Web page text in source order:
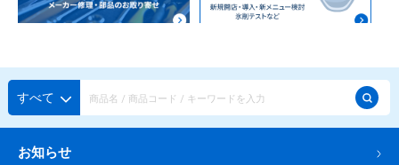
すべて
お知らせ